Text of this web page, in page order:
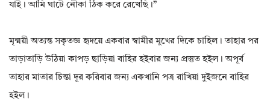
যাই। আমি ঘাটে নৌকা ঠিক করে রেখেছি।”
মৃন্ময়ী অত্যন্ত সকৃতজ্ঞ হৃদয়ে একবার স্বামীর মুখের দিকে চাহিল। তাহার পর
তাড়াতাড়ি উঠিয়া কাপড় ছাড়িয়া বাহির হইবার জন্য প্রস্তুত হইল। অপূর্ব
তাহার মাতার চিন্তা দূর করিবার জন্য একখানি পত্র রাখিয়া দুইজনে বাহির
হইল।